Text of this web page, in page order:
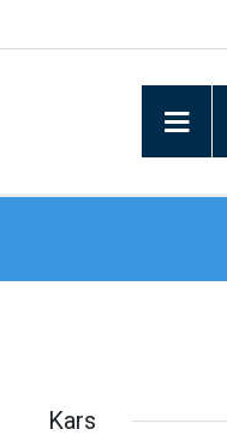
Kars